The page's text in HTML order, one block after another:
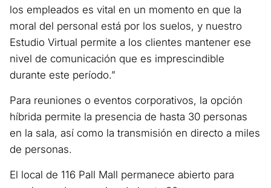
los empleados es vital en un momento en que la
moral del personal está por los suelos, y nuestro
Estudio Virtual permite a los clientes mantener ese
nivel de comunicación que es imprescindible
durante este período.”
Para reuniones o eventos corporativos, la opción
híbrida permite la presencia de hasta 30 personas
en la sala, así como la transmisión en directo a miles
de personas.
El local de 116 Pall Mall permanece abierto para